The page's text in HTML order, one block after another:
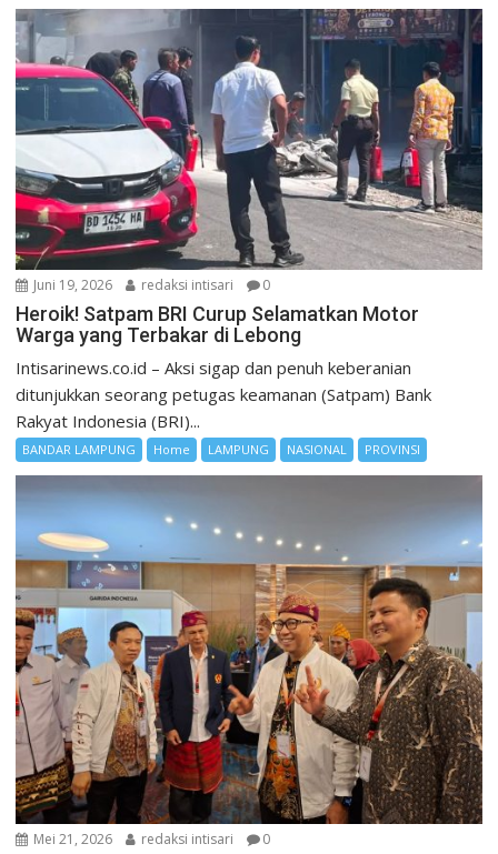
Juni 19, 2026 redaksi intisari 0
Heroik! Satpam BRI Curup Selamatkan Motor
Warga yang Terbakar di Lebong
Intisarinews.co.id – Aksi sigap dan penuh keberanian
ditunjukkan seorang petugas keamanan (Satpam) Bank
Rakyat Indonesia (BRI)...
BANDAR LAMPUNG Home LAMPUNG NASIONAL PROVINSI
Mei 21, 2026 redaksi intisari 0